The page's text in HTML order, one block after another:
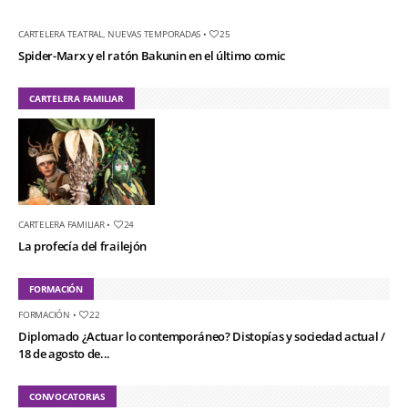
CARTELERA TEATRAL NUEVAS TEMPORADAS • 25
Spider-Marx y el ratón Bakunin en el último comic
CARTELERA FAMILIAR
CARTELERA FAMILIAR• 24
La profecía del frailejón
FORMACIÓN
FORMACIÓN • 22
Diplomado ¿Actuar lo contemporáneo? Distopías y sociedad actual /
18 de agosto de...
CONVOCATORIAS